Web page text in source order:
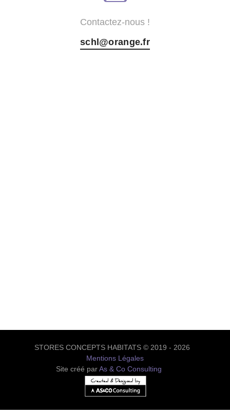
Contactez-nous !
schl@orange.fr
STORES CONCEPTS HABITATS © 2019 - 2026
Mentions Légales
Site créé parAs & Co Consulting